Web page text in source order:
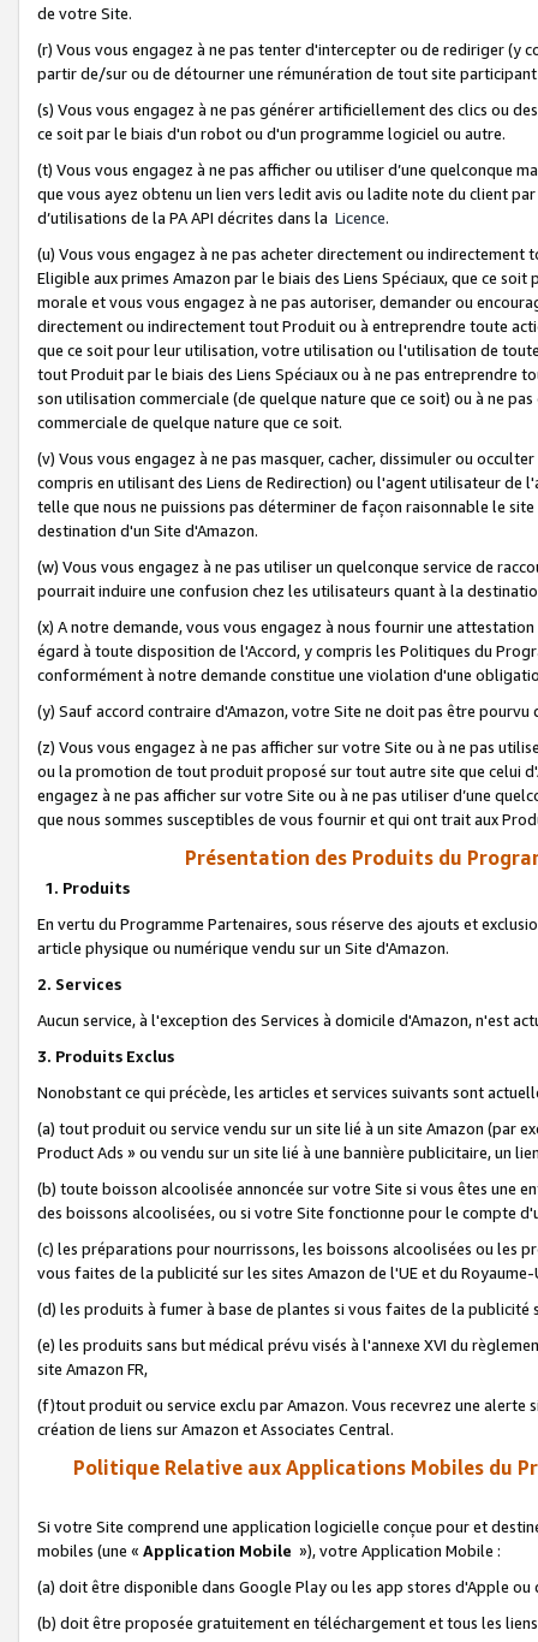
de votre Site.
(r) Vous vous engagez à ne pas tenter d'intercepter ou de rediriger
partir de/sur ou de détourner une rémunération de tout site
(s) Vous vous engagez à ne pas générer artificiellement des clics ou
ce soit par le biais d'un robot ou d'un programme logiciel ou autre.
(t) Vous vous engagez à ne pas afficher ou utiliser d’une quelconque
que vous ayez obtenu un lien vers ledit avis ou ladite note du client
d’utilisations de la PA API décrites dans la Licence.
(u) Vous vous engagez à ne pas acheter directement ou
Eligible aux primes Amazon par le biais des Liens Spéciaux, que ce
morale et vous vous engagez à ne pas autoriser, demander ou
directement ou indirectement tout Produit ou à entreprendre toute
que ce soit pour leur utilisation, votre utilisation ou l'utilisation de
tout Produit par le biais des Liens Spéciaux ou à ne pas entreprendre
son utilisation commerciale (de quelque nature que ce soit) ou à ne
commerciale de quelque nature que ce soit.
(v) Vous vous engagez à ne pas masquer, cacher, dissimuler ou
compris en utilisant des Liens de Redirection) ou l'agent utilisateur
telle que nous ne puissions pas déterminer de façon raisonnable le
destination d'un Site d'Amazon.
(w) Vous vous engagez à ne pas utiliser un quelconque service de
pourrait induire une confusion chez les utilisateurs quant à la
(x) A notre demande, vous vous engagez à nous fournir une
égard à toute disposition de l'Accord, y compris les Politiques du
conformément à notre demande constitue une violation d'une
(y) Sauf accord contraire d'Amazon, votre Site ne doit pas être
(z) Vous vous engagez à ne pas afficher sur votre Site ou à ne pas
ou la promotion de tout produit proposé sur tout autre site que celui
engagez à ne pas afficher sur votre Site ou à ne pas utiliser d’une
que nous sommes susceptibles de vous fournir et qui ont trait aux
Présentation des Produits du
1. Produits
En vertu du Programme Partenaires, sous réserve des ajouts et
article physique ou numérique vendu sur un Site d'Amazon.
2. Services
Aucun service, à l'exception des Services à domicile d'Amazon, n'est
3. Produits Exclus
Nonobstant ce qui précède, les articles et services suivants sont
(a) tout produit ou service vendu sur un site lié à un site Amazon (par
Product Ads » ou vendu sur un site lié à une bannière publicitaire, un
(b) toute boisson alcoolisée annoncée sur votre Site si vous êtes une
des boissons alcoolisées, ou si votre Site fonctionne pour le compte
(c) les préparations pour nourrissons, les boissons alcoolisées ou les
vous faites de la publicité sur les sites Amazon de l'UE et du Royaume-
(d) les produits à fumer à base de plantes si vous faites de la publicité
(e) les produits sans but médical prévu visés à l'annexe XVI du
site Amazon FR,
(f)tout produit ou service exclu par Amazon. Vous recevrez une alerte
création de liens sur Amazon et Associates Central.
Politique Relative aux Applications Mobiles du
Si votre Site comprend une application logicielle conçue pour et
mobiles (une « Application Mobile »), votre Application Mobile :
(a) doit être disponible dans Google Play ou les app stores d'Apple ou
(b) doit être proposée gratuitement en téléchargement et tous les